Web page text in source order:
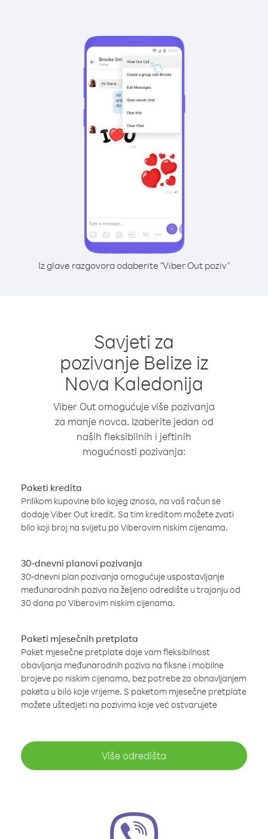
Iz glave razgovora odaberite "Viber Out poziv"
Savjeti za
pozivanje Belize iz
Nova Kaledonija
Viber Out omogućuje više pozivanja
za manje novca. Izaberite jedan od
naših fleksibilnih i jeftinih
mogućnosti pozivanja:
Paketi kredita
Prilikom kupovine bilo kojeg iznosa, na vaš račun se
dodaje Viber Out kredit. Sa tim kreditom možete zvati
bilo koji broj na svijetu po Viberovim niskim cijenama.
30-dnevni planovi pozivanja
30-dnevni plan pozivanja omogućuje uspostavljanje
međunarodnih poziva na željeno odredište u trajanju od
30 dana po Viberovim niskim cijenama.
Paketi mjesečnih pretplata
Paket mjesečne pretplate daje vam fleksibilnost
obavljanja međunarodnih poziva na fiksne i mobilne
brojeve po niskim cijenama, bez potrebe za obnavljanjem
paketa u bilo koje vrijeme. S paketom mjesečne pretplate
možete uštedjeti na pozivima koje već ostvarujete
Više odredišta